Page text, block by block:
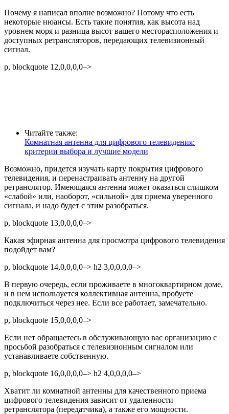
Почему я написал вполне возможно? Потому что есть
некоторые нюансы. Есть такие понятия, как высота над
уровнем моря и разница высот вашего месторасположения и
доступных ретрансляторов, передающих телевизионный
сигнал.
p, blockquote 12,0,0,0,0–>
Читайте также:
Комнатная антенна для цифрового телевидения:
критерии выбора и лучшие модели
Возможно, придется изучать карту покрытия цифрового
телевидения, и перенастраивать антенну на другой
ретранслятор. Имеющаяся антенна может оказаться слишком
«слабой» или, наоборот, «сильной» для приема уверенного
сигнала, и надо будет с этим разобраться.
p, blockquote 13,0,0,0,0–>
Какая эфирная антенна для просмотра цифрового телевидения
подойдет вам?
p, blockquote 14,0,0,0,0–> h2 3,0,0,0,0–>
В первую очередь, если проживаете в многоквартирном доме,
и в нем используется коллективная антенна, пробуете
подключиться через нее. Если все работает, замечательно.
p, blockquote 15,0,0,0,0–>
Если нет обращаетесь в обслуживающую вас организацию с
просьбой разобраться с телевизионным сигналом или
устанавливаете собственную.
p, blockquote 16,0,0,0,0–> h2 4,0,0,0,0–>
Хватит ли комнатной антенны для качественного приема
цифрового телевидения зависит от удаленности
ретранслятора (передатчика), а также его мощности.